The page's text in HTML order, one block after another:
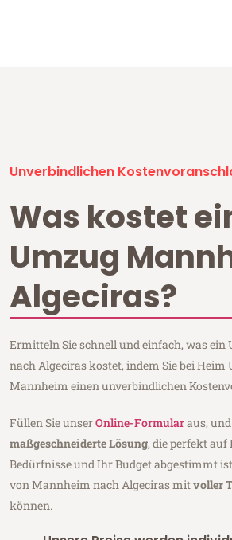
Unverbindlichen
Was kostet
Umzug
Algeciras?
Ermitteln Sie schnell und einfach, was
nach Algeciras kostet, indem Sie bei Heim
Mannheim einen unverbindlichen
Füllen Sie unserOnline-Formularaus,
maßgeschneiderte Lösung, die perfekt
Bedürfnisse und Ihr Budget abgestimmt
von Mannheim nach Algeciras mitvoller
können.